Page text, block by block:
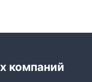
компаний